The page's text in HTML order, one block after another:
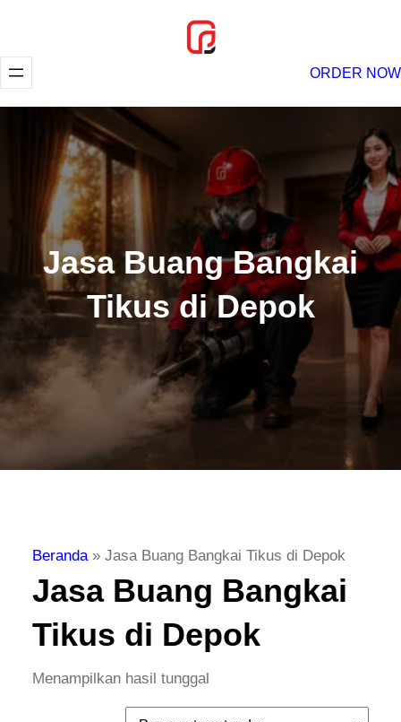
konten
ORDER NOW
Jasa Buang Bangkai
Tikus di Depok
Beranda» Jasa Buang Bangkai Tikus di Depok
Jasa Buang Bangkai
Tikus di Depok
Menampilkan hasil tunggal